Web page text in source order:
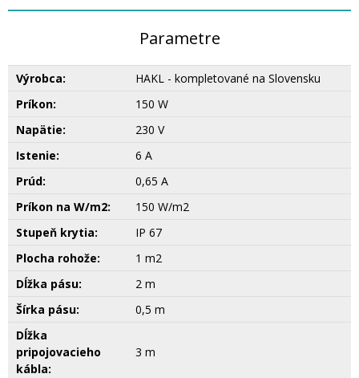
Parametre
Výrobca:
HAKL - kompletované na Slovensku
Príkon:
150 W
Napätie:
230 V
Istenie:
6 A
Prúd:
0,65 A
Príkon na W/m2:
150 W/m2
Stupeň krytia:
IP 67
Plocha rohože:
1 m2
Dĺžka pásu:
2 m
Šírka pásu:
0,5 m
Dĺžka
pripojovacieho
kábla:
3 m